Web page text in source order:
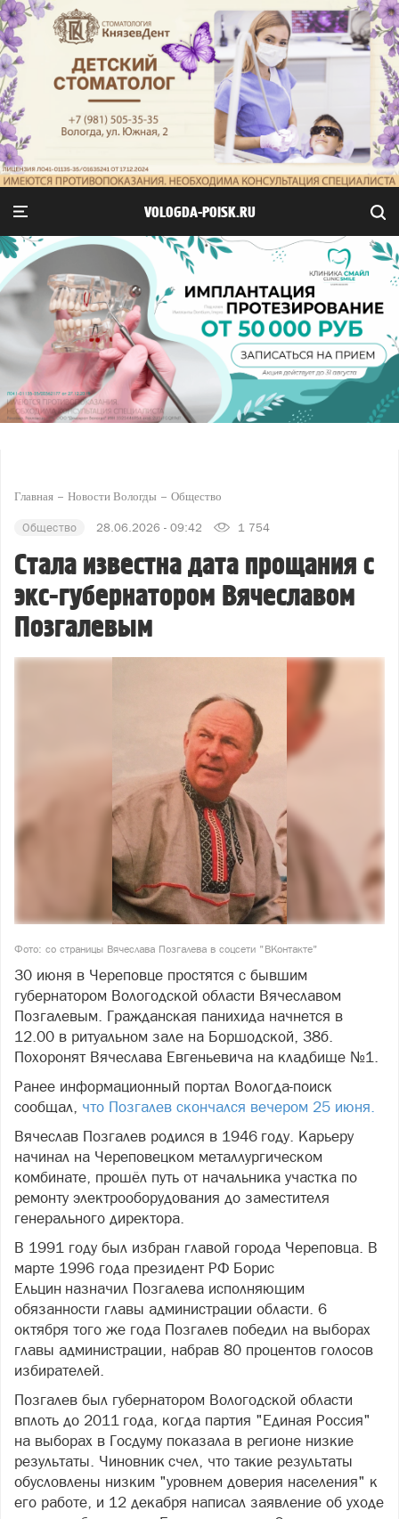
VOLOGDA-POISK.RU
Главная Новости Вологды Общество
Общество 28.06.2026 - 09:42 1 754
Стала известна дата прощания с
экс-губернатором Вячеславом
Позгалевым
Фото: со страницы Вячеслава Позгалева в соцсети "ВКонтакте"
30 июня в Череповце простятся с бывшим
губернатором Вологодской области Вячеславом
Позгалевым. Гражданская панихида начнется в
12.00 в ритуальном зале на Боршодской, 38б.
Похоронят Вячеслава Евгеньевича на кладбище №1.
Ранее информационный портал Вологда-поиск
сообщал, что Позгалев скончался вечером 25 июня.
Вячеслав Позгалев родился в 1946 году. Карьеру
начинал на Череповецком металлургическом
комбинате, прошёл путь от начальника участка по
ремонту электрооборудования до заместителя
генерального директора.
В 1991 году был избран главой города Череповца. В
марте 1996 года президент РФ Борис
Ельцин назначил Позгалева исполняющим
обязанности главы администрации области. 6
октября того же года Позгалев победил на выборах
главы администрации, набрав 80 процентов голосов
избирателей.
Позгалев был губернатором Вологодской области
вплоть до 2011 года, когда партия "Единая Россия"
на выборах в Госдуму показала в регионе низкие
результаты. Чиновник счел, что такие результаты
обусловлены низким "уровнем доверия населения" к
его работе, и 12 декабря написал заявление об уходе